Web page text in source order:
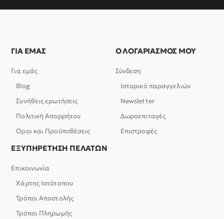
ΓΙΑ ΕΜΑΣ
Για εμάς
Blog
Συνήθεις ερωτήσεις
Πολιτική Απορρήτου
Όροι και Προϋποθέσεις
Ο ΛΟΓΑΡΙΑΣΜΟΣ ΜΟΥ
Σύνδεση
Ιστορικό παραγγελιών
Newsletter
Δωροεπιταγές
Επιστροφές
ΕΞΥΠΗΡΕΤΗΣΗ ΠΕΛΑΤΩΝ
Επικοινωνία
Χάρτης Ιστότοπου
Τρόποι Αποστολής
Τρόποι Πληρωμής